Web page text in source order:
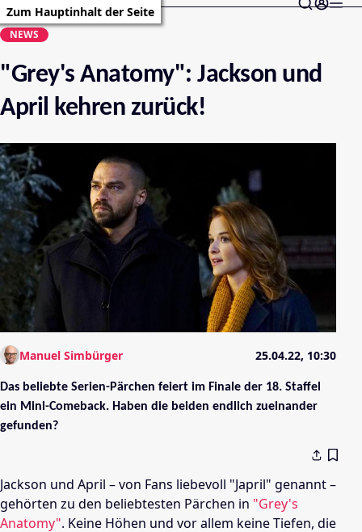
Zum Hauptinhalt der Seite
NEWS
"Grey's Anatomy": Jackson und
April kehren zurück!
Manuel Simbürger 25.04.22, 10:30
Das beliebte Serien-Pärchen feiert im Finale der 18. Staffel
ein Mini-Comeback. Haben die beiden endlich zueinander
gefunden?
Jackson und April – von Fans liebevoll "Japril" genannt –
gehörten zu den beliebtesten Pärchen in "Grey's
Anatomy". Keine Höhen und vor allem keine Tiefen, die